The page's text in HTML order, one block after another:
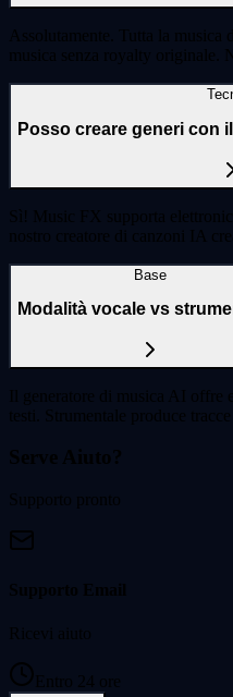
Assolutamente. Tutta la
musica senza royalty originale.
Posso creare generi con
Sì! Music FX supporta
nostro creatore di canzoni IA
Base
Modalità vocale vs
Il generatore di musica AI offre
testi. Strumentale produce
Serve Aiuto?
Supporto pronto
Supporto Email
Ricevi aiuto
Entro 24 ore